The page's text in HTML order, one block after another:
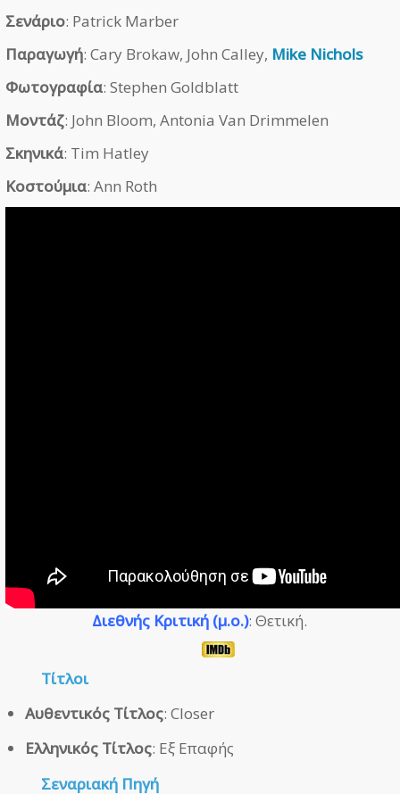
Σενάριο: Patrick Marber
Παραγωγή: Cary Brokaw, John Calley, Mike Nichols
Φωτογραφία: Stephen Goldblatt
Μοντάζ: John Bloom, Antonia Van Drimmelen
Σκηνικά: Tim Hatley
Κοστούμια: Ann Roth
Διεθνής Κριτική (μ.ο.): Θετική.
Τίτλοι
Αυθεντικός Τίτλος: Closer
Ελληνικός Τίτλος: Εξ Επαφής
Σεναριακή Πηγή